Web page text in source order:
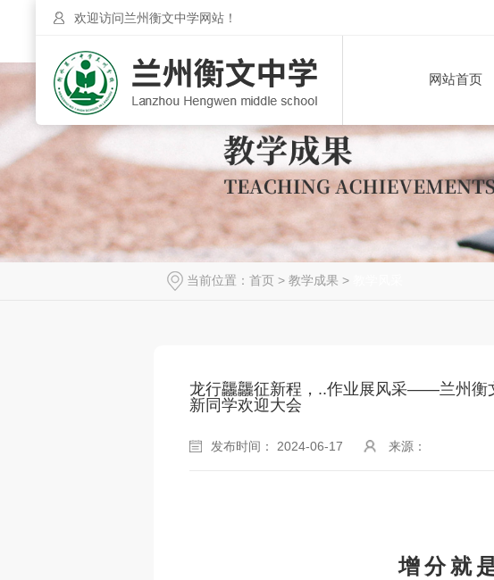
欢迎访问兰州衡文中学网站！
网站首页
当前位置： 首页 > 教学成果 >
龙行龘龘征新程，..作业展风采——兰州衡
新同学欢迎大会
发布时间： 2024-06-17 来源：
增分就